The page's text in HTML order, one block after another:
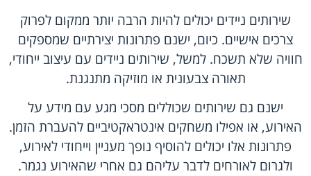
שירותים ניידים יכולים להיות הרבה יותר ממקום לפרוק
צרכים אישיים. כיום, ישנם פתרונות יצירתיים שמספקים
חוויה שלא תשכח. למשל, שירותים ניידים עם עיצוב ייחודי,
תאורה צבעונית או מוזיקה מתנגנת.
ישנם גם שירותים שכוללים מסכי מגע עם מידע על
האירוע, או אפילו משחקים אינטראקטיביים להעברת הזמן.
פתרונות אלו יכולים להוסיף נופך מעניין וייחודי לאירוע,
ולגרום לאורחים לדבר עליהם גם אחרי שהאירוע נגמר.